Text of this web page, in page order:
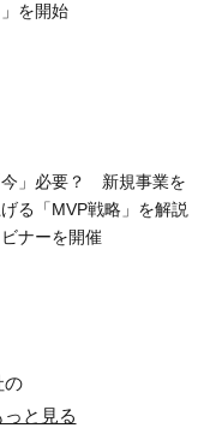
を開始
今」必要？ 新規事業を
る「MVP戦略」を解説
ナーを開催
の
っと見る